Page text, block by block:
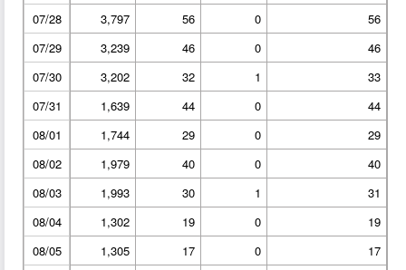
07/28
3,797 56 0
56
07/29
3,239 46 0
46
07/30
3,202 32 1
33
07/31
1,639 44 0
44
08/01
1,744 29 0
29
08/02
1,979 40 0
40
08/03
1,993 30 1
31
08/04
1,302 19 0
19
08/05
1,305 17 0
17